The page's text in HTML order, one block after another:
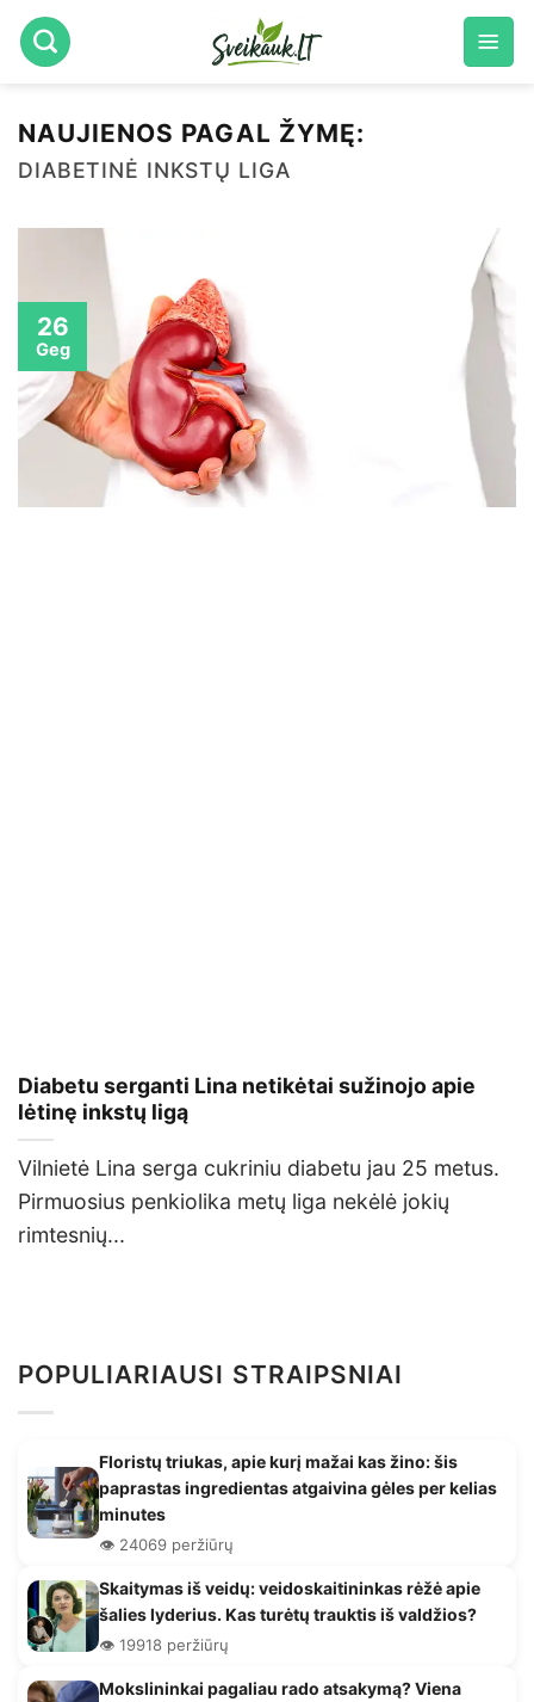
Skip
to
NAUJIENOS PAGAL ŽYMĘ:
DIABETINĖ INKSTŲ LIGA
Diabetu serganti Lina netikėtai sužinojo apie
lėtinę inkstų ligą
Vilnietė Lina serga cukriniu diabetu jau 25 metus.
Pirmuosius penkiolika metų liga nekėlė jokių
rimtesnių...
26
Geg
POPULIARIAUSI STRAIPSNIAI
Floristų triukas, apie kurį mažai kas žino: šis
paprastas ingredientas atgaivina gėles per kelias
minutes
👁️ 24069 peržiūrų
Skaitymas iš veidų: veidoskaitininkas rėžė apie
šalies lyderius. Kas turėtų trauktis iš valdžios?
👁️ 19918 peržiūrų
Mokslininkai pagaliau rado atsakymą? Viena